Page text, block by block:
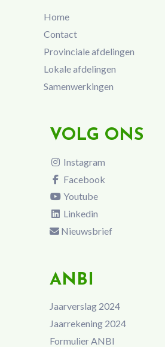
Home
Contact
Provinciale afdelingen
Lokale afdelingen
Samenwerkingen
VOLG ONS
Instagram
Facebook
Youtube
Linkedin
Nieuwsbrief
ANBI
Jaarverslag 2024
Jaarrekening 2024
Formulier ANBI